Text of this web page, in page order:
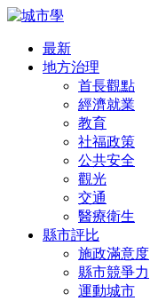
最新
地方治理
首長觀點
經濟就業
教育
社福政策
公共安全
觀光
交通
醫療衛生
縣市評比
施政滿意度
縣市競爭力
運動城市